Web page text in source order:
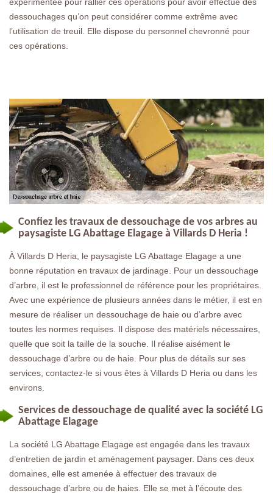
dessouchages qu’on peut considérer comme extrême avec
l’utilisation de treuil. Elle dispose du personnel chevronné pour
ces opérations.
Confiez les travaux de dessouchage de vos arbres au
paysagiste LG Abattage Elagage à Villards D Heria !
À Villards D Heria, le paysagiste LG Abattage Elagage a une
bonne réputation en travaux de jardinage. Pour un dessouchage
d’arbre, il est le professionnel de référence pour les propriétaires.
Avec une expérience de plusieurs années dans le métier, il est en
mesure de réaliser un dessouchage de haie ou d’arbre avec
toutes les normes requises. Il dispose des matériels nécessaires,
quelle que soit la taille de la souche. Il réalise aisément le
dessouchage d’arbre ou de haie. Pour plus de détails sur ses
services, contactez-le si vous êtes à Villards D Heria ou dans les
environs.
Services de dessouchage de qualité avec la société LG
Abattage Elagage
La société LG Abattage Elagage est engagée dans les travaux
d’entretien de jardin et aménagement paysager. Dans ces deux
domaines, elle est amenée à effectuer des travaux de
dessouchage d’arbre ou de haies. Elle se met à l’écoute des